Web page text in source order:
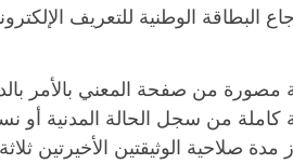
البطاقة الوطنية للتعريف
من صفحة المعني بالأمر
كاملة من سجل الحالة المدنية أو
مدة صلاحية الوثيقتين الأخيرتين